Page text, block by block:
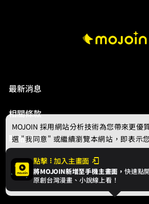
最新消息
相關條款
聯絡我們
© 2024 gamania Digital
點擊 加入主畫面
將MOJOIN新增至手機主畫面，快速點
原創台灣漫畫、小說線上看！
MOJOIN 採用網站分析技術為您帶來更優
選 "我同意" 或繼續瀏覽本網站，即表示
Cookie，欲瞭解更多資訊請見隱私權政策
我同意